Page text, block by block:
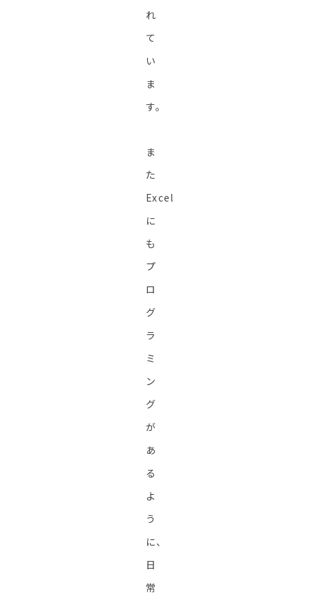
れ
て
い
ま
す。
ま
た
Excel
に
も
プ
ロ
グ
ラ
ミ
ン
グ
が
あ
る
よ
う
に、
日
常